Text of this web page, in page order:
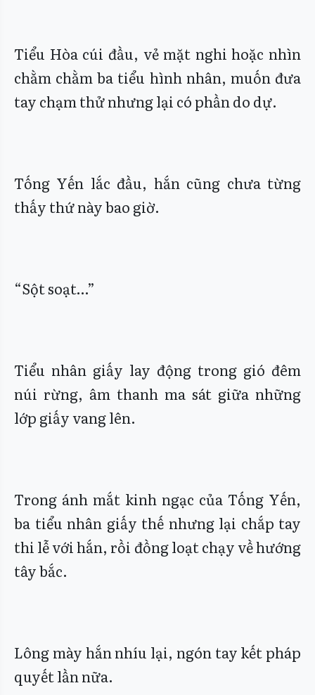
Tiểu Hòa cúi đầu, vẻ mặt nghi hoặc nhìn
chằm chằm ba tiểu hình nhân, muốn đưa
tay chạm thử nhưng lại có phần do dự.
Tống Yến lắc đầu, hắn cũng chưa từng
thấy thứ này bao giờ.
“Sột soạt…”
Tiểu nhân giấy lay động trong gió đêm
núi rừng, âm thanh ma sát giữa những
lớp giấy vang lên.
Trong ánh mắt kinh ngạc của Tống Yến,
ba tiểu nhân giấy thế nhưng lại chắp tay
thi lễ với hắn, rồi đồng loạt chạy về hướng
tây bắc.
Lông mày hắn nhíu lại, ngón tay kết pháp
quyết lần nữa.